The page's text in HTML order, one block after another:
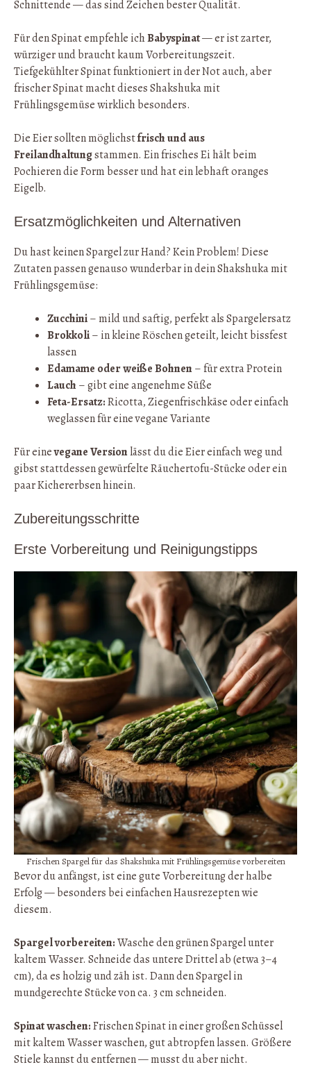
Schnittende — das sind Zeichen bester Qualität.
Für den Spinat empfehle ichBabyspinat— er ist zarter,
würziger und braucht kaum Vorbereitungszeit.
Tiefgekühlter Spinat funktioniert in der Not auch, aber
frischer Spinat macht dieses Shakshuka mit
Frühlingsgemüse wirklich besonders.
Die Eier sollten möglichstfrisch und aus
Freilandhaltungstammen. Ein frisches Ei hält beim
Pochieren die Form besser und hat ein lebhaft oranges
Eigelb.
Ersatzmöglichkeiten und Alternativen
Du hast keinen Spargel zur Hand? Kein Problem! Diese
Zutaten passen genauso wunderbar in dein Shakshuka mit
Frühlingsgemüse:
Zucchini– mild und saftig, perfekt als Spargelersatz
Brokkoli– in kleine Röschen geteilt, leicht bissfest
lassen
Edamame oder weiße Bohnen– für extra Protein
Lauch– gibt eine angenehme Süße
Feta-Ersatz:Ricotta, Ziegenfrischkäse oder einfach
weglassen für eine vegane Variante
Für einevegane Versionlässt du die Eier einfach weg und
gibst stattdessen gewürfelte Räuchertofu-Stücke oder ein
paar Kichererbsen hinein.
Zubereitungsschritte
Erste Vorbereitung und Reinigungstipps
Frischen Spargel für das Shakshuka mit Frühlingsgemüse vorbereiten
Bevor du anfängst, ist eine gute Vorbereitung der halbe
Erfolg — besonders bei einfachen Hausrezepten wie
diesem.
Spargel vorbereiten:Wasche den grünen Spargel unter
kaltem Wasser. Schneide das untere Drittel ab (etwa 3–4
cm), da es holzig und zäh ist. Dann den Spargel in
mundgerechte Stücke von ca. 3 cm schneiden.
Spinat waschen:Frischen Spinat in einer großen Schüssel
mit kaltem Wasser waschen, gut abtropfen lassen. Größere
Stiele kannst du entfernen — musst du aber nicht.